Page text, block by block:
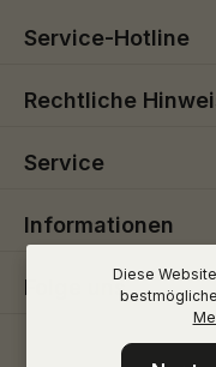
Service-Hotline
Rechtliche
Service
Informationen
Folge uns
Diese